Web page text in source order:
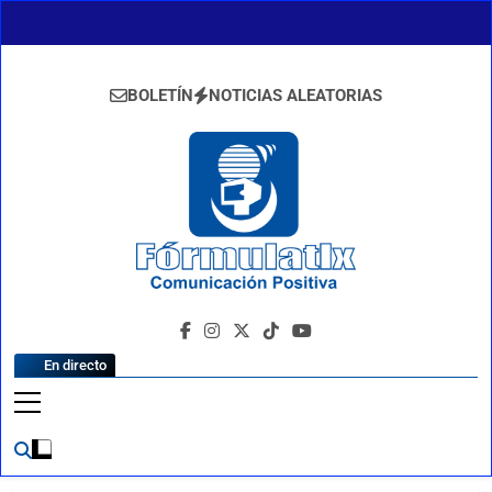
BOLETÍN NOTICIAS ALEATORIAS
En directo
FormulaTlx
Comunicación Positiva